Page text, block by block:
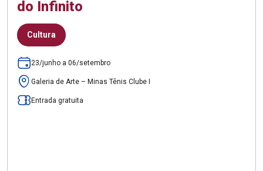
do Infinito
Cultura
23/junho a 06/setembro
Galeria de Arte – Minas Tênis Clube I
Entrada gratuita